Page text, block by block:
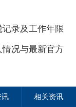
录及工作年限
况与最新官方
讯 相关资讯